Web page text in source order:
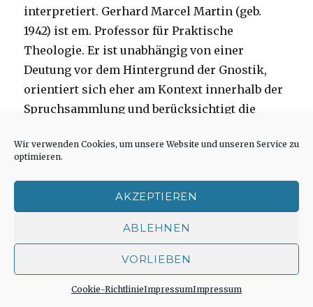
Wir verwenden Cookies, um unsere Website und unseren Service zu
optimieren.
AKZEPTIEREN
ABLEHNEN
VORLIEBEN
Cookie-RichtlinieImpressumImpressum
interpretiert. Gerhard Marcel Martin (geb.
1942) ist em. Professor für Praktische
Theologie. Er ist unabhängig von einer
Deutung vor dem Hintergrund der Gnostik,
orientiert sich eher am Kontext innerhalb der
Spruchsammlung und berücksichtigt die
Dadurch wird deutlich, dass die Sprüche des
Das Thomas Evangelium steht den Evangelien
des NT sehr nahe, aber ohne wie diese in
einem Erzählzusammenhang zu stehen. Mir
persönlich wird hier bewusst, dass ich